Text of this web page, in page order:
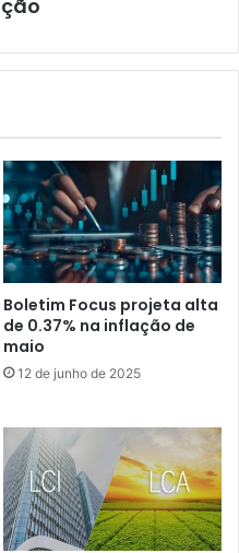
Boletim Focus projeta alta
de 0.37% na inflação de
maio
12 de junho de 2025